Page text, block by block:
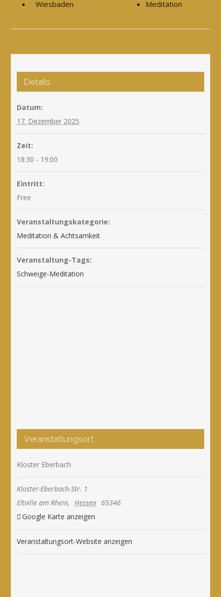
Wiesbaden Meditation
Details
Datum:
17. Dezember 2025
Zeit:
18:30 - 19:00
Eintritt:
Free
Veranstaltungskategorie:
Meditation & Achtsamkeit
Veranstaltung-Tags:
Schweige-Meditation
Veranstaltungsort
Kloster Eberbach
Kloster-Eberbach-Str. 1
Eltville am Rhein, Hessen 65346
Google Karte anzeigen
Veranstaltungsort-Website anzeigen